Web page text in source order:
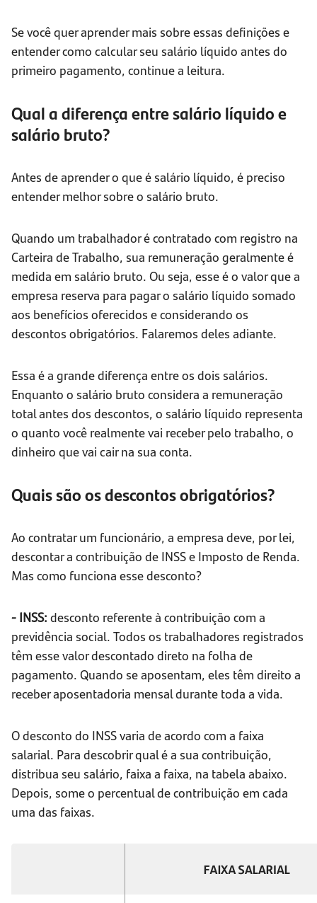
Se você quer aprender mais sobre essas definições e
entender como calcular seu salário líquido antes do
primeiro pagamento, continue a leitura.
Qual a diferença entre salário líquido e
salário bruto?
Antes de aprender o que é salário líquido, é preciso
entender melhor sobre o salário bruto.
Quando um trabalhador é contratado com registro na
Carteira de Trabalho, sua remuneração geralmente é
medida em salário bruto. Ou seja, esse é o valor que a
empresa reserva para pagar o salário líquido somado
aos benefícios oferecidos e considerando os
descontos obrigatórios. Falaremos deles adiante.
Essa é a grande diferença entre os dois salários.
Enquanto o salário bruto considera a remuneração
total antes dos descontos, o salário líquido representa
o quanto você realmente vai receber pelo trabalho, o
dinheiro que vai cair na sua conta.
Quais são os descontos obrigatórios?
Ao contratar um funcionário, a empresa deve, por lei,
descontar a contribuição de INSS e Imposto de Renda.
Mas como funciona esse desconto?
- INSS: desconto referente à contribuição com a
previdência social. Todos os trabalhadores registrados
têm esse valor descontado direto na folha de
pagamento. Quando se aposentam, eles têm direito a
receber aposentadoria mensal durante toda a vida.
O desconto do INSS varia de acordo com a faixa
salarial. Para descobrir qual é a sua contribuição,
distribua seu salário, faixa a faixa, na tabela abaixo.
Depois, some o percentual de contribuição em cada
uma das faixas.